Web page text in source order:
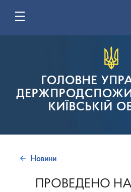
ГОЛОВНЕ
КИЇВСЬКІЙ
Новини
ПРОВЕДЕНО